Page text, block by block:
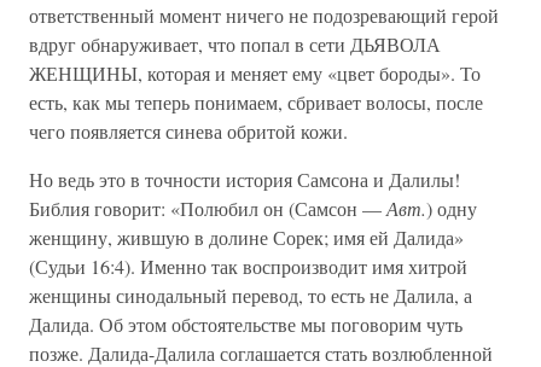
ответственный момент ничего не подозревающий герой
вдруг обнаруживает, что попал в сети ДЬЯВОЛА
ЖЕНЩИНЫ, которая и меняет ему «цвет бороды». То
есть, как мы теперь понимаем, сбривает волосы, после
чего появляется синева обритой кожи.
Но ведь это в точности история Самсона и Далилы!
Библия говорит: «Полюбил он (Самсон —Авт.) одну
женщину, жившую в долине Сорек; имя ей Далида»
(Судьи 16:4). Именно так воспроизводит имя хитрой
женщины синодальный перевод, то есть не Далила, а
Далида. Об этом обстоятельстве мы поговорим чуть
позже. Далида-Далила соглашается стать возлюбленной